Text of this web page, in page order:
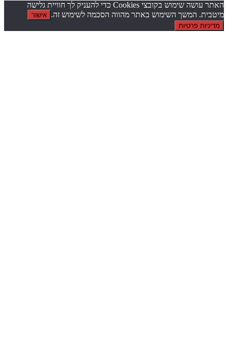
האתר עושה שימוש בקובצי Cookies כדי להעניק לך חוויית גלישה
המשך השימוש באתר מהווה הסכמה לשימוש זה. אישור
פרטיות